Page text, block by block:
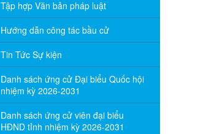
Tập hợp Văn bản pháp luật
Hướng dẫn công tác bầu cử
Tin Tức Sự kiện
Danh sách ứng cử Đại biểu Quốc hội
nhiệm kỳ 2026-2031
Danh sách ứng cử viên đại biểu
HĐND tỉnh nhiệm kỳ 2026-2031